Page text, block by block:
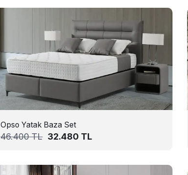
Opso Yatak Baza Set
46.400TL 32.480 TL